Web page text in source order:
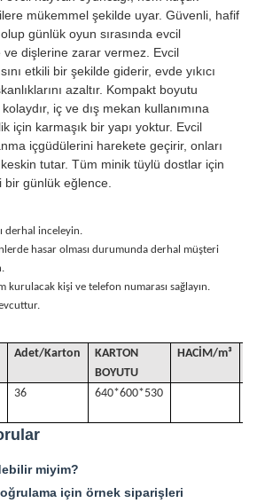
mükemmel şekilde uyar. Güvenli, hafif
günlük oyun sırasında evcil
ve dişlerine zarar vermez. Evcil
etkili bir şekilde giderir, evde yıkıcı
azaltır. Kompakt boyutu
iç ve dış mekan kullanımına
için karmaşık bir yapı yoktur. Evcil
içgüdülerini harekete geçirir, onları
tutar. Tüm minik tüylü dostlar için
günlük eğlence.
derhal inceleyin.
hasar olması durumunda derhal müşteri
kurulacak kişi ve telefon numarası sağlayın.
Adet/Karton
KARTON
BOYUTU
HACİM/m³
36 640*600*530
miyim?
için örnek siparişleri